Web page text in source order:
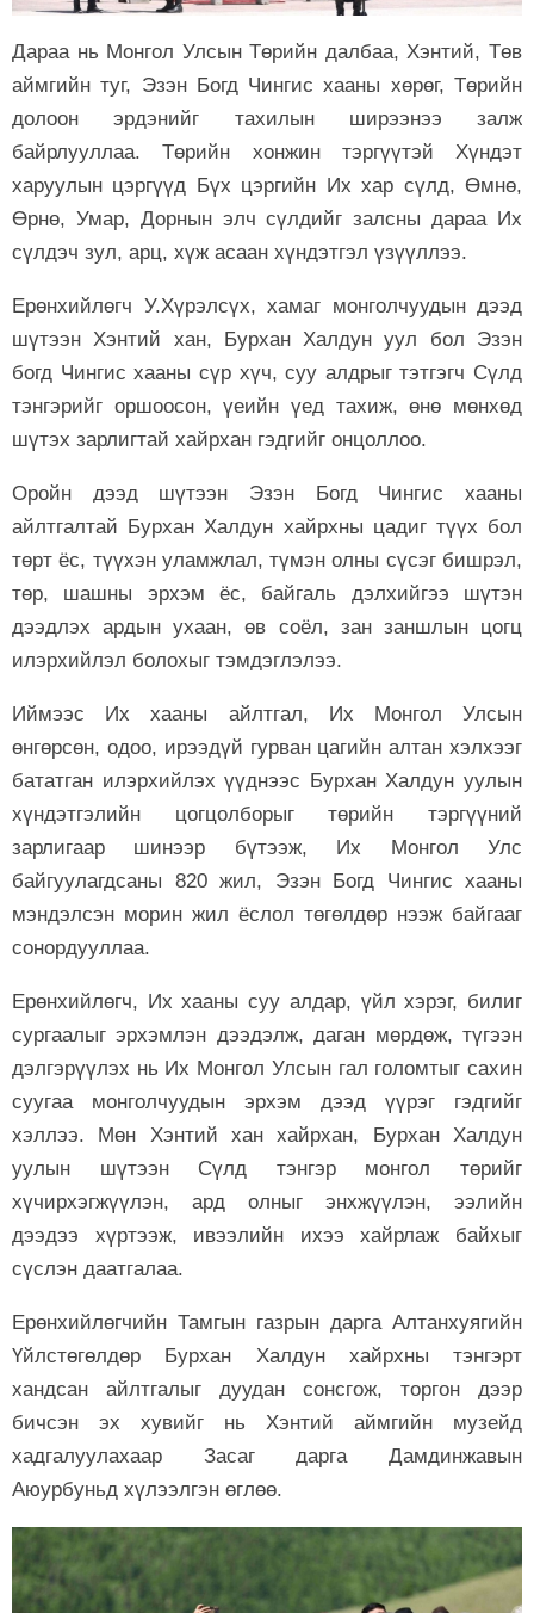
Дараа нь Монгол Улсын Төрийн далбаа, Хэнтий, Төв
аймгийн туг, Эзэн Богд Чингис хааны хөрөг, Төрийн
долоон эрдэнийг тахилын ширээнээ залж
байрлууллаа. Төрийн хонжин тэргүүтэй Хүндэт
харуулын цэргүүд Бүх цэргийн Их хар сүлд, Өмнө,
Өрнө, Умар, Дорнын элч сүлдийг залсны дараа Их
сүлдэч зул, арц, хүж асаан хүндэтгэл үзүүллээ.
Ерөнхийлөгч У.Хүрэлсүх, хамаг монголчуудын дээд
шүтээн Хэнтий хан, Бурхан Халдун уул бол Эзэн
богд Чингис хааны сүр хүч, суу алдрыг тэтгэгч Сүлд
тэнгэрийг оршоосон, үеийн үед тахиж, өнө мөнхөд
шүтэх зарлигтай хайрхан гэдгийг онцоллоо.
Оройн дээд шүтээн Эзэн Богд Чингис хааны
айлтгалтай Бурхан Халдун хайрхны цадиг түүх бол
төрт ёс, түүхэн уламжлал, түмэн олны сүсэг бишрэл,
төр, шашны эрхэм ёс, байгаль дэлхийгээ шүтэн
дээдлэх ардын ухаан, өв соёл, зан заншлын цогц
илэрхийлэл болохыг тэмдэглэлээ.
Иймээс Их хааны айлтгал, Их Монгол Улсын
өнгөрсөн, одоо, ирээдүй гурван цагийн алтан хэлхээг
бататган илэрхийлэх үүднээс Бурхан Халдун уулын
хүндэтгэлийн цогцолборыг төрийн тэргүүний
зарлигаар шинээр бүтээж, Их Монгол Улс
байгуулагдсаны 820 жил, Эзэн Богд Чингис хааны
мэндэлсэн морин жил ёслол төгөлдөр нээж байгааг
сонордууллаа.
Ерөнхийлөгч, Их хааны суу алдар, үйл хэрэг, билиг
сургаалыг эрхэмлэн дээдэлж, даган мөрдөж, түгээн
дэлгэрүүлэх нь Их Монгол Улсын гал голомтыг сахин
суугаа монголчуудын эрхэм дээд үүрэг гэдгийг
хэллээ. Мөн Хэнтий хан хайрхан, Бурхан Халдун
уулын шүтээн Сүлд тэнгэр монгол төрийг
хүчирхэгжүүлэн, ард олныг энхжүүлэн, ээлийн
дээдээ хүртээж, ивээлийн ихээ хайрлаж байхыг
сүслэн даатгалаа.
Ерөнхийлөгчийн Тамгын газрын дарга Алтанхуягийн
Үйлстөгөлдөр Бурхан Халдун хайрхны тэнгэрт
хандсан айлтгалыг дуудан сонсгож, торгон дээр
бичсэн эх хувийг нь Хэнтий аймгийн музейд
хадгалуулахаар Засаг дарга Дамдинжавын
Аюурбуньд хүлээлгэн өглөө.